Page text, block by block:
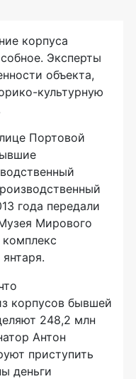
корпуса
Эксперты
объекта,
культурную
Портовой
года передали
Мирового
корпусов бывшей
248,2 млн
Антон
приступить
деньги